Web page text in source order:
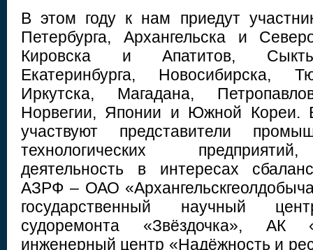
В этом году к нам приедут
Петербурга, Архангельска и
Кировска и Апатитов,
Екатеринбурга, Новосибирска,
Иркутска, Магадана,
Норвегии, Японии и Южной Кореи.
участвуют представители
технологических
деятельность в интересах
АЗРФ – ОАО
государственный научный
судоремонта «Звёздочка», АК
инженерный центр «Надёжность и